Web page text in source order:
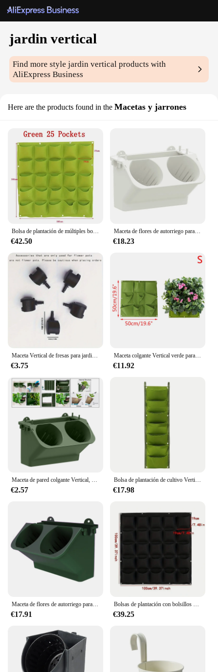
jardin vertical
Find more stylejardin vertical products with
AliExpress Business
Here are the products found in the Macetas y jarrones
Bolsa de plantación de múltiples bolsillos, fieltro, bolsas de cultivo de frutas y flores para plantas, colgante Vertical, herramientas de jardín para el hogar, maceta de siembra
€42.50
Maceta de flores de autorriego para jardín Vertical, maceta de bolsillo montada en la pared, plantas suculentas, bonsái, decoración del balcón del hogar
€18.23
Maceta Vertical de fresas para jardinería, plantador apilable para interiores y exteriores, fresas, flores, hierbas, verduras, 1 paquete
€3.75
Maceta colgante Vertical verde para jardín, bolsa para macetas de flores, montaje en pared, colgante
€11.92
Maceta de pared colgante Vertical, macetas de flores de autorriego para jardinería
€2.57
Bolsa de plantación de cultivo Vertical de 7 bolsillos, tela de fieltro colgante de pared, maceta de jardín al aire libre, contenedor de cultivo de flores y verduras
€17.98
Maceta de flores de autorriego para jardín, maceta Vertical de bolsillo montada en la pared, plantas suculentas, bonsái, decoración del balcón del hogar, 1 unidad
€17.91
Bolsas de plantación con bolsillos para colgar en la pared, maceta de flores para el hogar, bolsa de cultivo para jardín, maceta Vertical de Suculentas, decoración del hogar, nuevo
€39.25